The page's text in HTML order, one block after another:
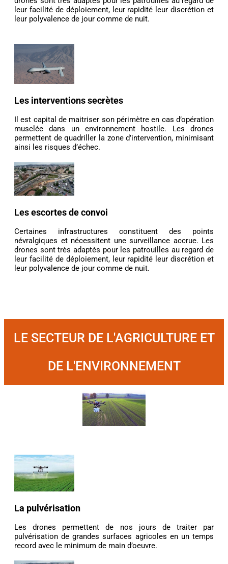
leur facilité de déploiement, leur rapidité leur discrétion et
leur polyvalence de jour comme de nuit.
Les interventions secrètes
Il est capital de maitriser son périmètre en cas d’opération
musclée dans un environnement hostile. Les drones
permettent de quadriller la zone d’intervention, minimisant
ainsi les risques d’échec.
Les escortes de convoi
Certaines infrastructures constituent des points
névralgiques et nécessitent une surveillance accrue. Les
drones sont très adaptés pour les patrouilles au regard de
leur facilité de déploiement, leur rapidité leur discrétion et
leur polyvalence de jour comme de nuit.
LE SECTEUR DE L'AGRICULTURE ET
DE L'ENVIRONNEMENT
La pulvérisation
Les drones permettent de nos jours de traiter par
pulvérisation de grandes surfaces agricoles en un temps
record avec le minimum de main d’oeuvre.